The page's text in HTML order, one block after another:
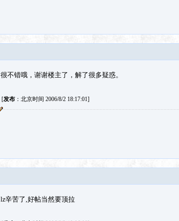
很不错哦，谢谢楼主了，解了很多疑惑。
[发布：北京时间 2006/8/2 18:17:01]
lz辛苦了,好帖当然要顶拉